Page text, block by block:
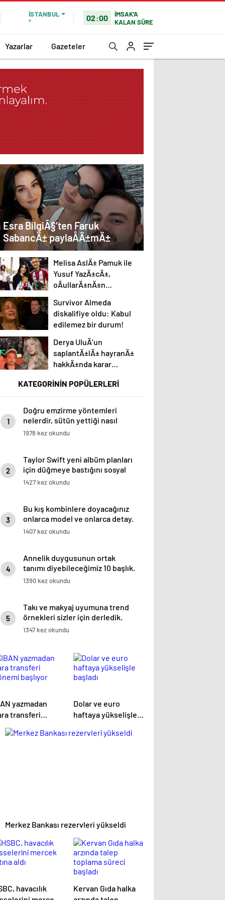
İSTANBUL
°
02:00
İMSAK'A
KALAN SÜRE
Yazarlar Gazeteler
Esra BilgiÃ§’ten Faruk
SabancÄ± paylaÅÄ±mÄ±
Melisa AslÄ± Pamuk ile
Yusuf YazÄ±cÄ±,
oÄullarÄ±nÄ±n
gÃ¶sterdi
Survivor Almeda
diskalifiye oldu: Kabul
edilemez bir durum!
Derya UluÄ’un
saplantÄ±lÄ± hayranÄ±
hakkÄ±nda karar
buldu
KATEGORİNİN POPÜLERLERİ
1
Doğru emzirme yöntemleri
nelerdir, sütün yettiği nasıl
anlaşılır?
1978 kez okundu
2
Taylor Swift yeni albüm planları
için düğmeye bastığını sosyal
medyadan duyurdu!
1427 kez okundu
3
Bu kış kombinlere doyacağınız
onlarca model ve onlarca detay.
1407 kez okundu
4
Annelik duygusunun ortak
tanımı diyebileceğimiz 10 başlık.
1390 kez okundu
5
Takı ve makyaj uyumuna trend
örnekleri sizler için derledik.
1347 kez okundu
yazmadan
transferi
Dolar ve euro
haftaya yükselişle
Merkez Bankası rezervleri yükseldi
havacılık
Kervan Gıda halka